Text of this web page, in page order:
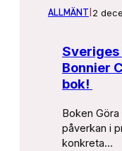
ALLMÄNT 2
Sveriges
Bonnier
bok!
Boken
påverkan i
konkreta…